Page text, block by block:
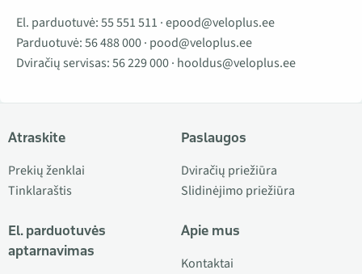
El. parduotuvė:55 551 511 ·epood@veloplus.ee
Parduotuvė:56 488 000· pood@veloplus.ee
Dviračių servisas:56 229 000· hooldus@veloplus.ee
Atraskite
Prekių ženklai
Tinklaraštis
El. parduotuvės
aptarnavimas
Paslaugos
Dviračių priežiūra
Slidinėjimo priežiūra
Apie mus
Kontaktai